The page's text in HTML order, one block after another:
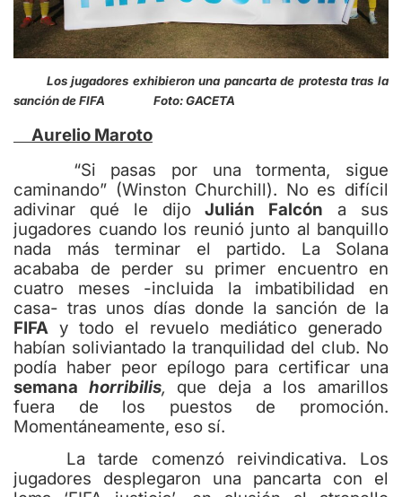
Los jugadores exhibieron una pancarta de protesta tras la
sanción de FIFA Foto: GACETA
Aurelio Maroto
“Si pasas por una tormenta, sigue
caminando” (Winston Churchill). No es difícil
adivinar qué le dijoJulián Falcón a sus
jugadores cuando los reunió junto al banquillo
nada más terminar el partido. La Solana
acababa de perder su primer encuentro en
cuatro meses -incluida la imbatibilidad en
casa- tras unos días donde la sanción de la
FIFA y todo el revuelo mediático generado
habían soliviantado la tranquilidad del club. No
podía haber peor epílogo para certificar una
semana horribilis, que deja a los amarillos
fuera de los puestos de promoción.
Momentáneamente, eso sí.
La tarde comenzó reivindicativa. Los
jugadores desplegaron una pancarta con el